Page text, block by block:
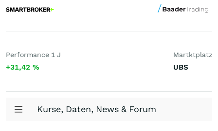
Performance 1 J
+31,42 %
Martktplatz
UBS
Kurse, Daten, News & Forum